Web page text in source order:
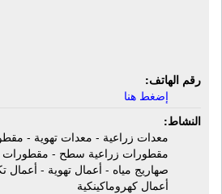
رقم الهاتف:
إضغط هنا
النشاط:
معدات زراعية - معدات تهوية -
مقطورات زراعية سطح - مقطورات
صهاريج مياه - أعمال تهوية - أعمال
أعمال كهروماكينكية